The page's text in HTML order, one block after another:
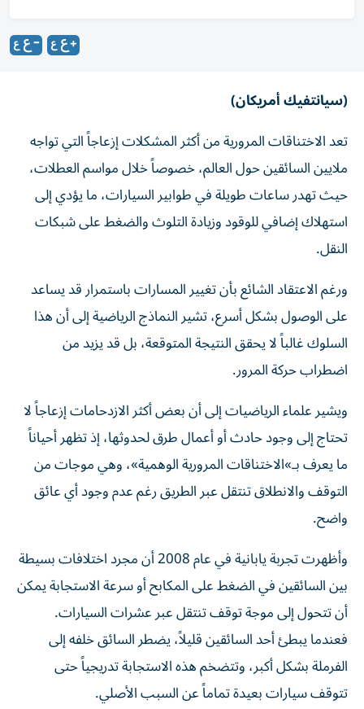
(سيانتفيك أمريكان)
تعد الاختناقات المرورية من أكثر المشكلات إزعاجاً التي تواجه
ملايين السائقين حول العالم، خصوصاً خلال مواسم العطلات،
حيث تهدر ساعات طويلة في طوابير السيارات، ما يؤدي إلى
استهلاك إضافي للوقود وزيادة التلوث والضغط على شبكات
النقل.
ورغم الاعتقاد الشائع بأن تغيير المسارات باستمرار قد يساعد
على الوصول بشكل أسرع، تشير النماذج الرياضية إلى أن هذا
السلوك غالباً لا يحقق النتيجة المتوقعة، بل قد يزيد من
اضطراب حركة المرور.
ويشير علماء الرياضيات إلى أن بعض أكثر الازدحامات إزعاجاً لا
تحتاج إلى وجود حادث أو أعمال طرق لحدوثها، إذ تظهر أحياناً
ما يعرف بـ»الاختناقات المرورية الوهمية»، وهي موجات من
التوقف والانطلاق تنتقل عبر الطريق رغم عدم وجود أي عائق
واضح.
وأظهرت تجربة يابانية في عام 2008 أن مجرد اختلافات بسيطة
بين السائقين في الضغط على المكابح أو سرعة الاستجابة يمكن
أن تتحول إلى موجة توقف تنتقل عبر عشرات السيارات.
فعندما يبطئ أحد السائقين قليلاً، يضطر السائق خلفه إلى
الفرملة بشكل أكبر، وتتضخم هذه الاستجابة تدريجياً حتى
تتوقف سيارات بعيدة تماماً عن السبب الأصلي.